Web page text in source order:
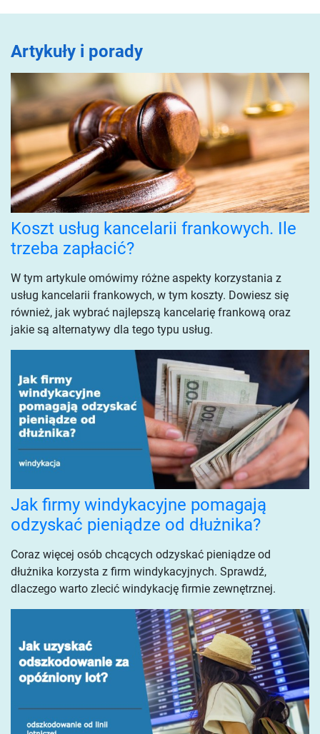
Artykuły i porady
Koszt usług kancelarii frankowych. Ile
trzeba zapłacić?
W tym artykule omówimy różne aspekty korzystania z
usług kancelarii frankowych, w tym koszty. Dowiesz się
również, jak wybrać najlepszą kancelarię frankową oraz
jakie są alternatywy dla tego typu usług.
Jak firmy windykacyjne pomagają
odzyskać pieniądze od dłużnika?
Coraz więcej osób chcących odzyskać pieniądze od
dłużnika korzysta z firm windykacyjnych. Sprawdź,
dlaczego warto zlecić windykację firmie zewnętrznej.